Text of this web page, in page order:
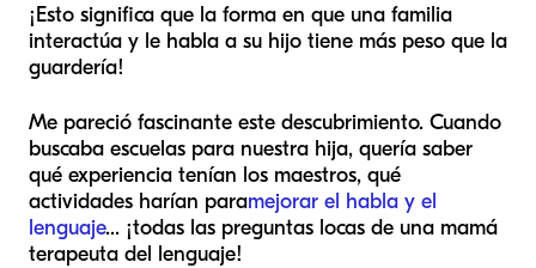
¡Esto significa que la forma en que una familia
interactúa y le habla a su hijo tiene más peso que la
guardería!
Me pareció fascinante este descubrimiento. Cuando
buscaba escuelas para nuestra hija, quería saber
qué experiencia tenían los maestros, qué
actividades harían paramejorar el habla y el
lenguaje... ¡todas las preguntas locas de una mamá
terapeuta del lenguaje!